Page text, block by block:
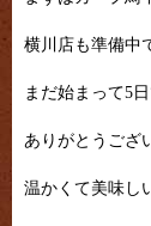
横川店も準備中
まだ始まって5
ありがとうござ
温かくて美味し